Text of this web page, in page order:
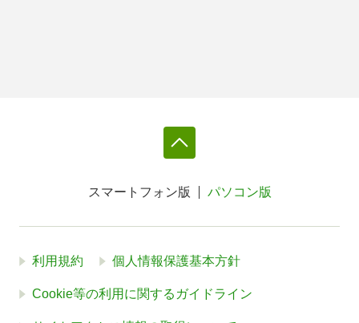
スマートフォン版 パソコン版
利用規約 個人情報保護基本方針
Cookie等の利用に関するガイドライン